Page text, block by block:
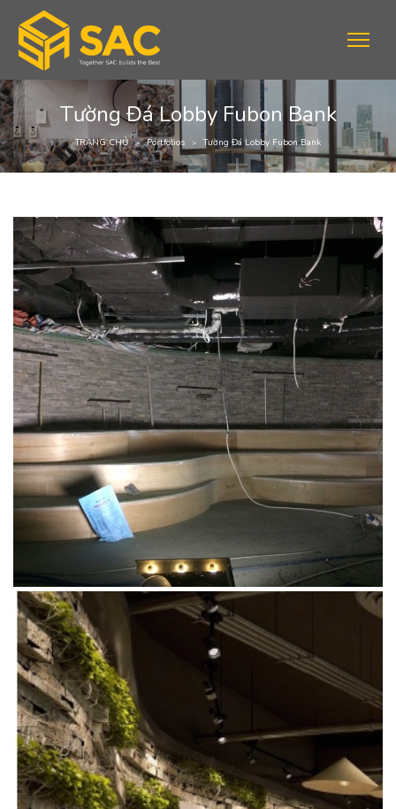
Tường Đá Lobby Fubon Bank
TRANG CHỦ > Portfolios > Tường Đá Lobby Fubon Bank